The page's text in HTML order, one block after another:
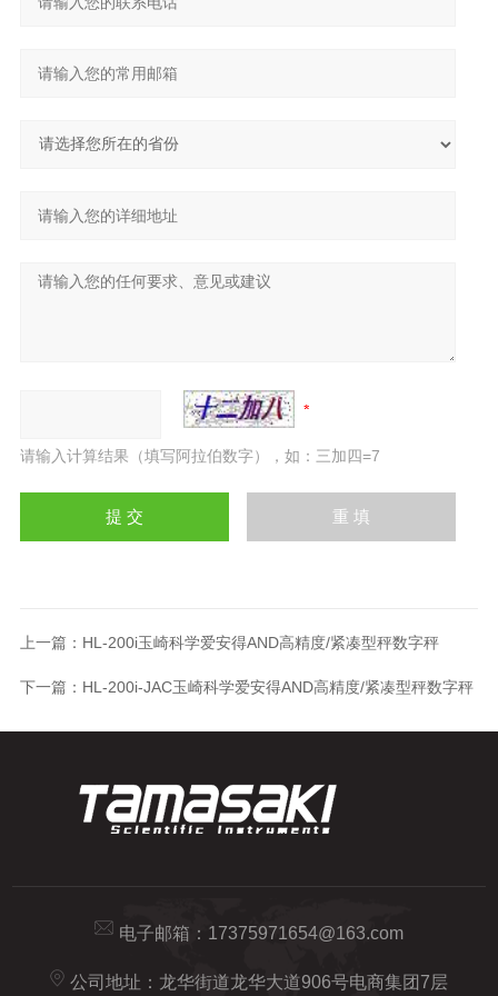
请输入计算结果（填写阿拉伯数字），如：三加四=7
上一篇： HL-200i玉崎科学爱安得AND高精度/紧凑型秤数字秤
下一篇： HL-200i-JAC玉崎科学爱安得AND高精度/紧凑型秤数字秤
电子邮箱： 17375971654@163.com
公司地址：龙华街道龙华大道906号电商集团7层